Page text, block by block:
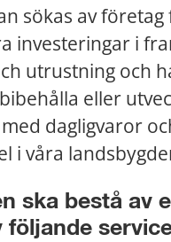
sökas av
investeringar i
utrustning och
eller
dagligvaror
i våra
ska bestå av
följande